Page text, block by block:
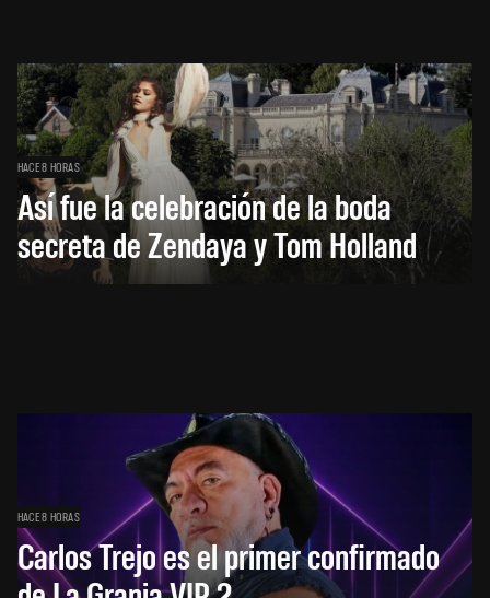
HACE 8 HORAS
Así fue la celebración de la boda
secreta de Zendaya y Tom Holland
HACE 8 HORAS
Carlos Trejo es el primer confirmado